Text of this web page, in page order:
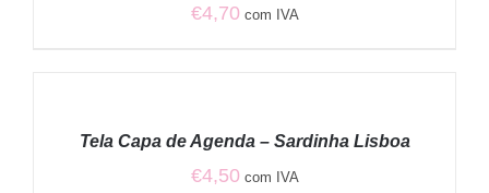
€4,70 com IVA
DETALHESTela Capa de Agenda – Sardinha Lisboa
€4,50 com IVA